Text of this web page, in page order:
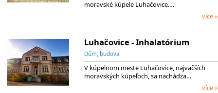
moravské kúpele Luhačovice.…
více »
Luhačovice - Inhalatórium
Dům, budova
V kúpelnom meste Luhačovice, najväčších
moravských kúpeľoch, sa nachádza…
více »